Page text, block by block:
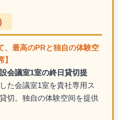
、最高のPRと独自の体験空
会議室1室の終日貸切提
た会議室1室を貴社専用ス
切。独自の体験空间を提供